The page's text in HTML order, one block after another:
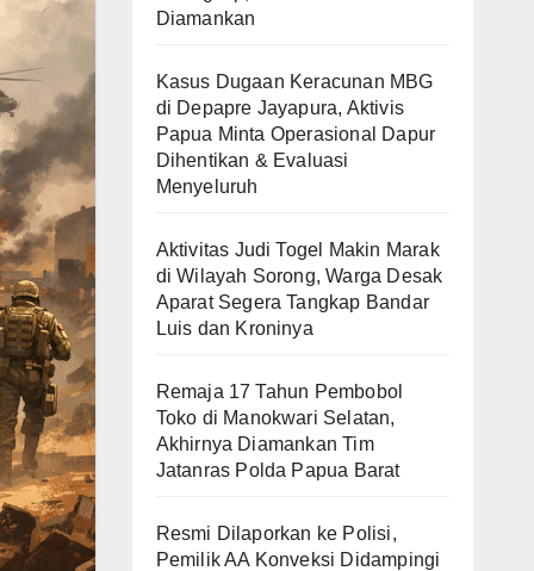
Diamankan
Kasus Dugaan Keracunan MBG
di Depapre Jayapura, Aktivis
Papua Minta Operasional Dapur
Dihentikan & Evaluasi
Menyeluruh
Aktivitas Judi Togel Makin Marak
di Wilayah Sorong, Warga Desak
Aparat Segera Tangkap Bandar
Luis dan Kroninya
Remaja 17 Tahun Pembobol
Toko di Manokwari Selatan,
Akhirnya Diamankan Tim
Jatanras Polda Papua Barat
Resmi Dilaporkan ke Polisi,
Pemilik AA Konveksi Didampingi